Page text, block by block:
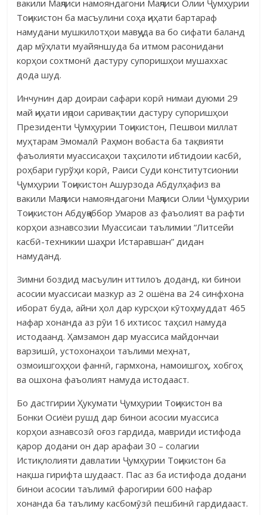
вакили Маҷлиси намояндагони Маҷлиси Олии Ҷумҳурии
Тоҷикистон ба масъулини соҳа ҷиҳати бартараф
намудани мушкилотҳои мавҷуда ва бо сифати баланд
дар мӯҳлати муайяншуда ба итмом расонидани
корҳои сохтмонӣ дастуру супоришҳои мушаххас
дода шуд.
Инчунин дар доираи сафари корӣ нимаи дуюми 29
май ҷиҳати иҷрои саривақтии дастуру супоришҳои
Президенти Ҷумҳурии Тоҷикистон, Пешвои миллат
муҳтарам Эмомалӣ Раҳмон вобаста ба тақвияти
фаъолияти муассисаҳои таҳсилоти ибтидоии касбӣ,
роҳбари гурўҳи корӣ, Раиси Суди конститутсионии
Ҷумҳурии Тоҷикистон Ашурзода Абдулҳафиз ва
вакили Маҷлиси намояндагони Маҷлиси Олии Ҷумҳурии
Тоҷикистон Абдуҷаббор Умаров аз фаъолият ва рафти
корҳои азнавсозии Муассисаи таълимии “Литсейи
касбӣ-техникии шаҳри Истаравшан” дидан
намуданд.
Зимни боздид масъулин иттилоъ доданд, ки бинои
асосии муассисаи мазкур аз 2 ошёна ва 24 синфхона
иборат буда, айни ҳол дар курсҳои кӯтоҳмуддат 465
нафар хонанда аз рӯи 16 ихтисос таҳсил намуда
исто­даанд. Ҳамзамон дар муассиса майдончаи
варзишӣ, устохонаҳои таълими меҳнат,
озмоишгоҳҳои фаннӣ, гармхона, намоишгоҳ, хобгоҳ
ва ошхона фаъолият намуда истодааст.
Бо дастгирии Ҳукумати Ҷумҳурии Тоҷикистон ва
Бонки Осиёи рушд дар бинои асосии муассиса
корҳои азнавсозӣ оғоз гардида, мавриди истифода
қарор додани он дар арафаи 30 – солагии
Истиқлолияти давла­тии Ҷумҳурии Тоҷикистон ба
нақша гирифта шудааст. Пас аз ба истифода до­дани
бинои асосии таълимӣ фарогирии 600 нафар
хонанда ба таълиму касбомӯзӣ пешбинӣ гардидааст.